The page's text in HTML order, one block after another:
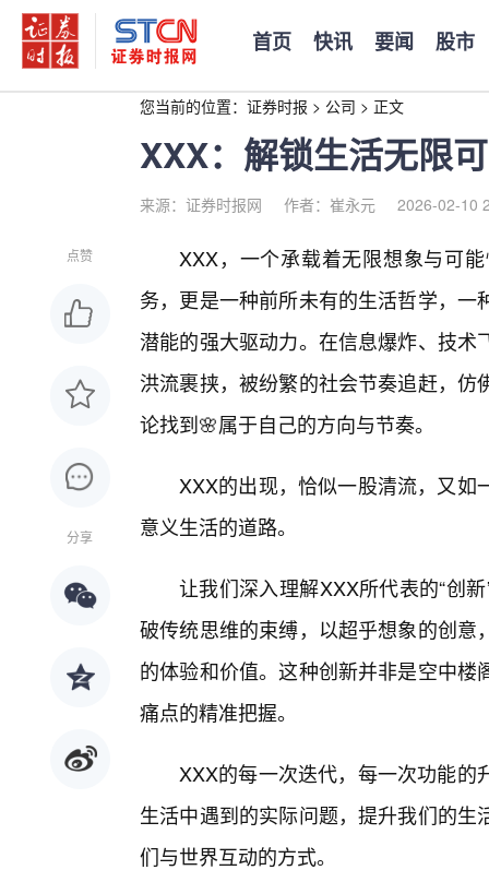
首页 快讯 要闻 股市
您当前的位置： 证券时报 > 公司 > 正文
XXX：解锁生活无限
来源：证券时报网 作者：崔永元 2026-02-10
点赞
分享
XXX，一个承载着无限想象与可
务，更是一种前所未有的生活哲学，
潜能的强大驱动力。在信息爆炸、技
洪流裹挟，被纷繁的社会节奏追赶，
论找到🌸属于自己的方向与节奏。
XXX的出现，恰似一股清流，又
意义生活的道路。
让我们深入理解XXX所代表的“创
破传统思维的束缚，以超乎想象的创
的体验和价值。这种创新并非是空中
痛点的精准把握。
XXX的每一次迭代，每一次功能
生活中遇到的实际问题，提升我们的
们与世界互动的方式。